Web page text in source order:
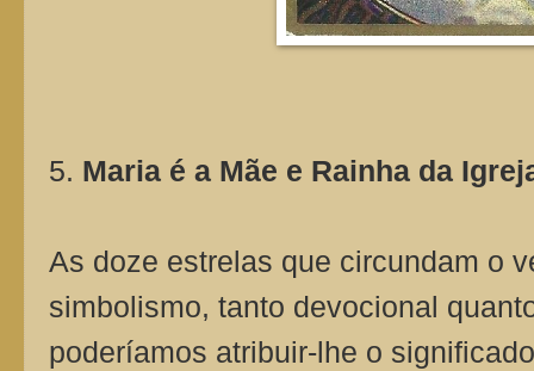
5. Maria é a Mãe e Rainha da
As doze estrelas que circundam o
simbolismo, tanto devocional
poderíamos atribuir-lhe o